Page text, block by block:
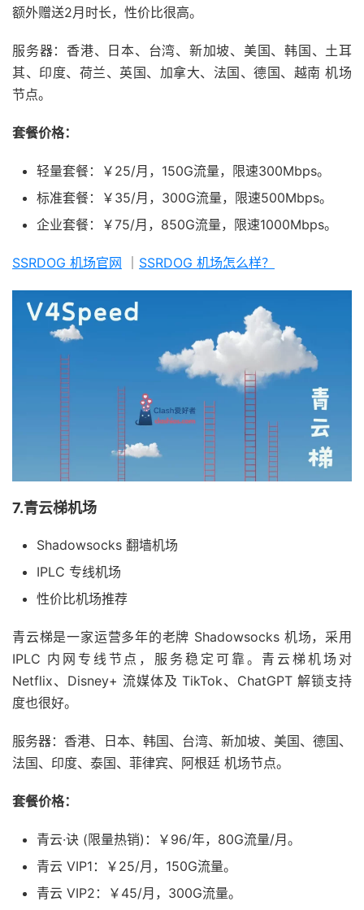
额外赠送2月时长，性价比很高。
服务器：香港、日本、台湾、新加坡、美国、韩国、土耳
其、印度、荷兰、英国、加拿大、法国、德国、越南 机场
节点。
套餐价格：
轻量套餐：￥25/月，150G流量，限速300Mbps。
标准套餐：￥35/月，300G流量，限速500Mbps。
企业套餐：￥75/月，850G流量，限速1000Mbps。
SSRDOG 机场官网 SSRDOG 机场怎么样？
7.青云梯机场
Shadowsocks 翻墙机场
IPLC 专线机场
性价比机场推荐
青云梯是一家运营多年的老牌 Shadowsocks 机场，采用
IPLC 内网专线节点，服务稳定可靠。青云梯机场对
Netflix、Disney+ 流媒体及 TikTok、ChatGPT 解锁支持
度也很好。
服务器：香港、日本、韩国、台湾、新加坡、美国、德国、
法国、印度、泰国、菲律宾、阿根廷 机场节点。
套餐价格：
青云·诀 (限量热销)：￥96/年，80G流量/月。
青云 VIP1：￥25/月，150G流量。
青云 VIP2：￥45/月，300G流量。